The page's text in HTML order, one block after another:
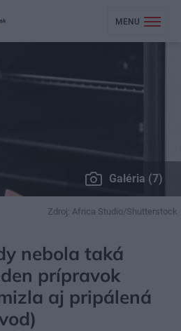
MENU
Galéria (7)
Zdroj: Africa Studio/Shutterstock
nebola taká
prípravok
aj pripálená